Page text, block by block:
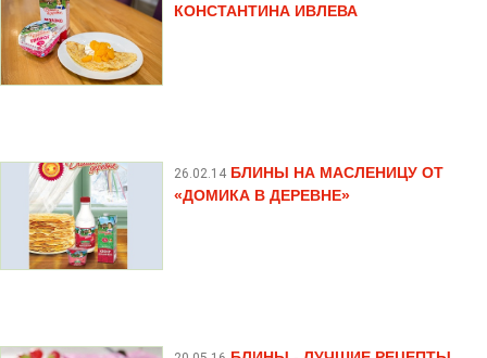
КОНСТАНТИНА ИВЛЕВА
26.02.14 БЛИНЫ НА МАСЛЕНИЦУ ОТ
«ДОМИКА В ДЕРЕВНЕ»